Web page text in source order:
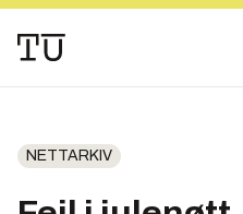
NETTARKIV